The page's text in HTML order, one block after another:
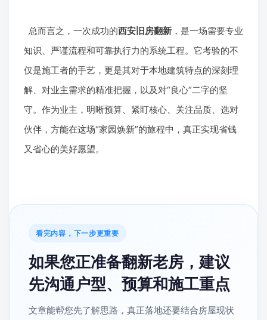
总而言之，一次成功的西安旧房翻新，是一场需要专业
知识、严谨流程和可靠执行力的系统工程。它考验的不
仅是施工者的手艺，更是其对于本地建筑特点的深刻理
解、对业主需求的精准把握，以及对“良心”二字的坚
守。作为业主，明晰预算、紧盯核心、关注品质、选对
伙伴，方能在这场“家园焕新”的旅程中，真正实现省钱
又省心的美好愿望。
看完内容，下一步更重要
如果您正准备翻新老房，建议
先沟通户型、预算和施工重点
文章能帮您先了解思路，真正落地还要结合房屋现状